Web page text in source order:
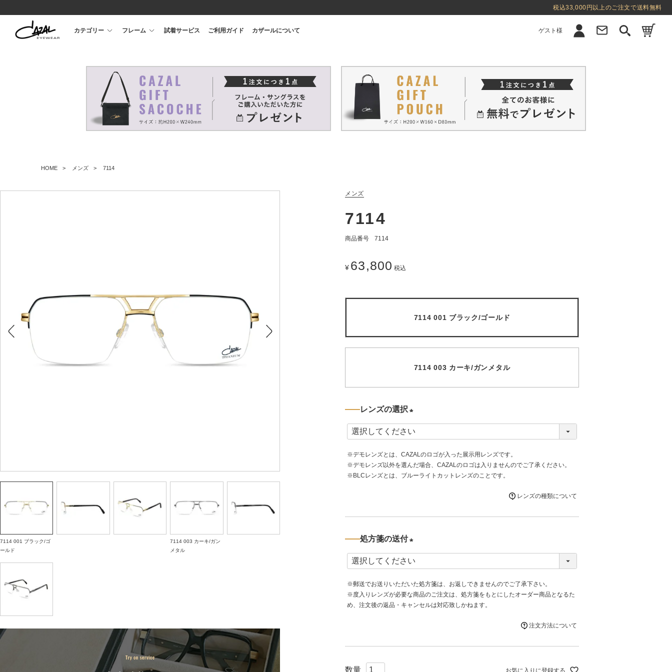
税込33,000円以上のご注文で送料無料
カテゴリー フレーム 試着サービス ご利用ガイド カザールについて ゲスト様
HOME メンズ 7114
7114 001 ブラック/ゴ
ールド
7114 003 カーキ/ガン
メタル
メンズ
7114
商品番号 7114
¥ 63,800 税込
レンズの選択
必
須
)
※デモレンズとは、CAZALのロゴが入った展示用レンズです。
※デモレンズ以外を選んだ場合、CAZALのロゴは入りませんのでご了承ください。
※BLCレンズとは、ブルーライトカットレンズのことです。
レンズの種類について
処方箋の送付
必
須
)
※郵送でお送りいただいた処方箋は、お返しできませんのでご了承下さい。
※度入りレンズが必要な商品のご注文は、処方箋をもとにしたオーダー商品となるた
め、注文後の返品・キャンセルは対応致しかねます。
注文方法について
7114 001 ブラック/ゴールド
7114 003 カーキ/ガンメタル
お気に入りに登録する